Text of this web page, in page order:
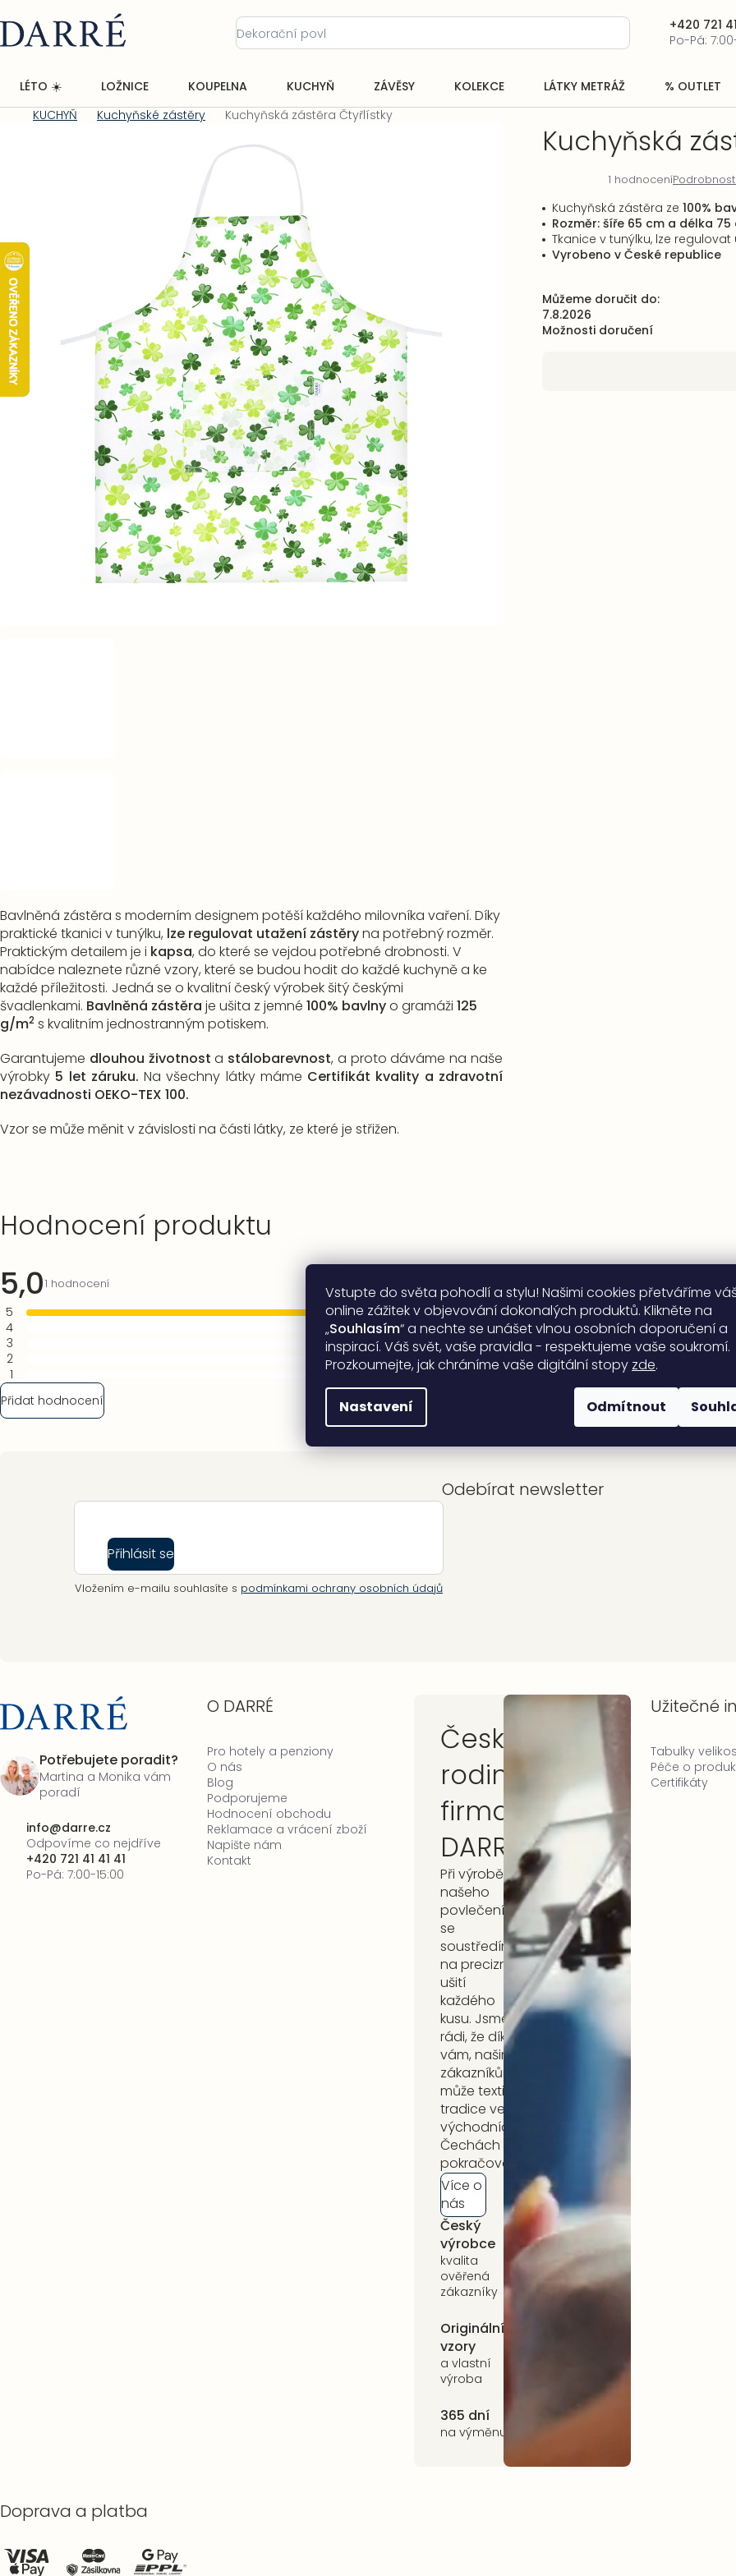
Vstupte do světa pohodlí a stylu! Našimi cookies přetváříme
online zážitek v objevování dokonalých produktů. Klikněte na
„Souhlasím“ a nechte se unášet vlnou osobních doporučení a
inspirací. Váš svět, vaše pravidla - respektujeme vaše soukromí.
Prozkoumejte, jak chráníme vaše digitální stopy zde.
Nastavení Odmítnout
na
obsah
+420 721
Po-Pá:
LÉTO ☀️ LOŽNICE KOUPELNA KUCHYŇ ZÁVĚSY KOLEKCE LÁTKY METRÁŽ % OUTLET
KUCHYŇ Kuchyňské zástěry Kuchyňská zástěra Čtyřlístky
Bavlněná zástěra s moderním designem potěší každého milovníka vaření. Díky
praktické tkanici v tunýlku, lze regulovat utažení zástěryna potřebný rozměr.
Praktickým detailem je i kapsa, do které se vejdou potřebné drobnosti. V
nabídce naleznete různé vzory, které se budou hodit do každé kuchyně a ke
každé příležitosti. Jedná se o kvalitní český výrobek šitý českými
švadlenkami. Bavlněná zástěra je ušita z jemné 100% bavlnyo gramáži 125
g/m2 s kvalitním jednostranným potiskem.
Garantujeme dlouhou životnost a stálobarevnost, a proto dáváme na naše
výrobky 5 let záruku.Na všechny látky máme Certifikát kvality a zdravotní
nezávadnosti OEKO-TEX 100.
Vzor se může měnit v závislosti na části látky, ze které je střižen.
Kuchyňská
hodnocení
produktu
5,0
hvězdiček.
1 hodnocení
Můžeme doručit do:
7.8.2026
Možnosti doručení
Kuchyňská zástěra ze 100%
Rozměr: šíře 65 cm a délka 75
Tkanice v tunýlku, lze regulovat
Vyrobeno v České republice
Hodnocení produktu
5,0Průměrné
produktu
hvězdiček.
1 hodnocení
5 1x
4 0x
3 0x
2 0x
1
Přidat hodnocení
Výpis
Hodnocení
produktu
je
5
z
5
hvězdiček.
|4.6.2026
Vše OK
Potřebujete poradit?
Martina a Monika vám
poradí
info@darre.cz
Odpovíme co nejdříve
+420 721 41 41 41
Po-Pá: 7:00-15:00
Odebírat newsletter
Přihlásit se
Vložením e-mailu souhlasíte s podmínkami ochrany osobních údajů
O DARRÉ
Pro hotely a penziony
O nás
Blog
Podporujeme
Hodnocení obchodu
Reklamace a vrácení zboží
Napište nám
Kontakt
Česká
rodinná
firma
DARRÉ
Při výrobě
našeho
povlečení
se
soustředíme
na precizní
ušití
každého
kusu. Jsme
rádi, že díky
vám, našim
zákazníkům,
může textilní
tradice ve
východních
Čechách
pokračovat.
Více o
nás
Český
výrobce
kvalita
ověřená
zákazníky
5 let záruka
na celý
sortiment
Originální
vzory
a vlastní
výroba
365 dní
na výměnu
Užitečné
Tabulky
Péče o
Certifikáty
Doprava a platba